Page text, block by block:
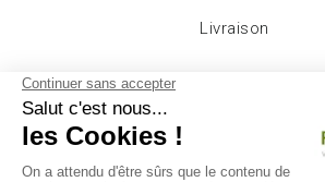
Livraison
Mentions légales
Conditions d'utilisation